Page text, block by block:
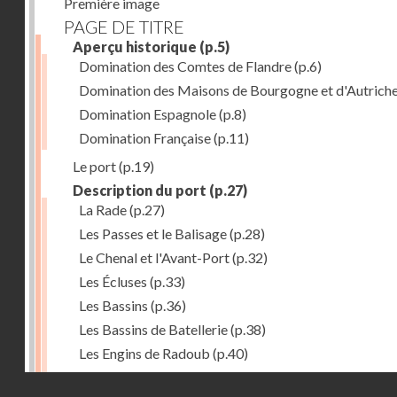
PAGE DE TITRE
Aperçu historique (p.5)
Domination des Comtes de Flandre(p.6)
Domination des Maisons de Bourgogne et
Domination Espagnole(p.8)
Domination Française(p.11)
Le port(p.19)
Description du port (p.27)
La Rade(p.27)
Les Passes et le Balisage(p.28)
Le Chenal et l'Avant-Port(p.32)
Les Écluses (p.33)
Les Bassins (p.36)
Les Bassins de Batellerie(p.38)
Les Engins de Radoub (p.40)
L'Outillage du Port(p.41)